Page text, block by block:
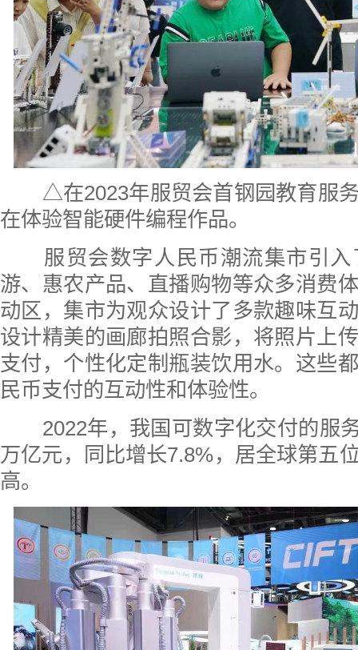
△在2023年服贸会首钢园教育服务
在体验智能硬件编程作品。
服贸会数字人民币潮流集市引入
游、惠农产品、直播购物等众多消费
动区，集市为观众设计了多款趣味互
设计精美的画廊拍照合影，将照片上
支付，个性化定制瓶装饮用水。这些
民币支付的互动性和体验性。
2022年，我国可数字化交付的服
万亿元，同比增长7.8%，居全球第五
高。